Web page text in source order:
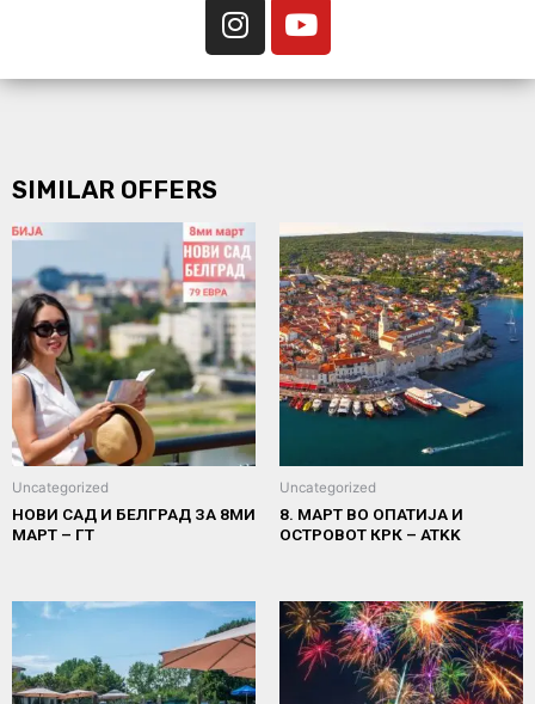
SIMILAR OFFERS
Uncategorized
НОВИ САД И БЕЛГРАД ЗА 8МИ
МАРТ – ГТ
Uncategorized
8. МАРТ ВО ОПАТИЈА И
ОСТРОВОТ КРК – ATKK